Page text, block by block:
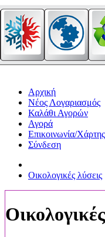
Αρχική
Νέος Λογαριασμός
Καλάθι Αγορών
Αγορά
Επικοινωνία/Χάρτης
Σύνδεση
Οικολογικές λύσεις